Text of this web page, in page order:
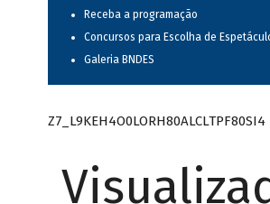
Receba a programação
Concursos para Escolha de
Galeria BNDES
Z7_L9KEH4O0LORH80ALCLTPF80SI4